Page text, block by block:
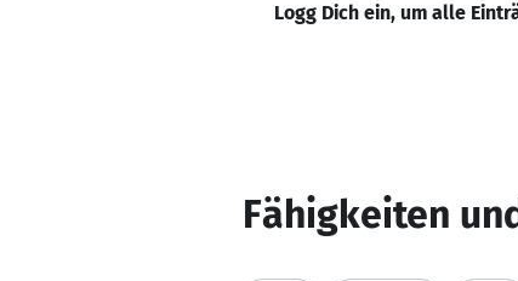
Logg Dich ein, um alle
Fähigkeiten